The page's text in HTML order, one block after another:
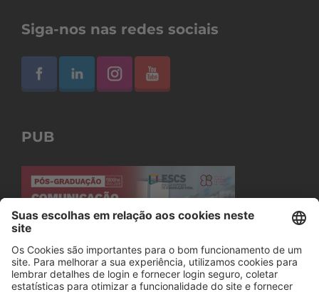
Siga-nos nas redes sociais
PUB